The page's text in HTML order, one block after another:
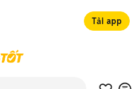
Tải app